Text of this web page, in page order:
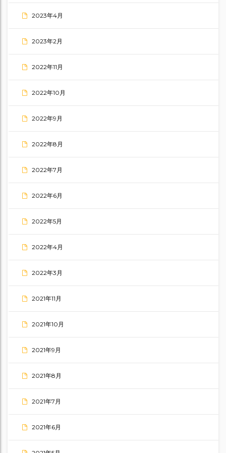
2023年4月
2023年2月
2022年11月
2022年10月
2022年9月
2022年8月
2022年7月
2022年6月
2022年5月
2022年4月
2022年3月
2021年11月
2021年10月
2021年9月
2021年8月
2021年7月
2021年6月